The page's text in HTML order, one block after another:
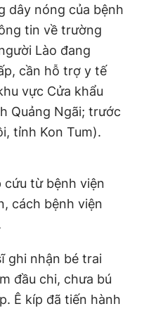
cấp ngày 24.3.2020
Thanh Niên. Cấm sao
sự chấp thuận bằng văn
JSC.
dây nóng của bệnh
tin về trường
Lào đang
cần hỗ trợ y tế
vực Cửa khẩu
Quảng Ngãi; trước
tỉnh Kon Tum).
từ bệnh viện
cách bệnh viện
ghi nhận bé trai
đầu chi, chưa bú
Ê kíp đã tiến hành